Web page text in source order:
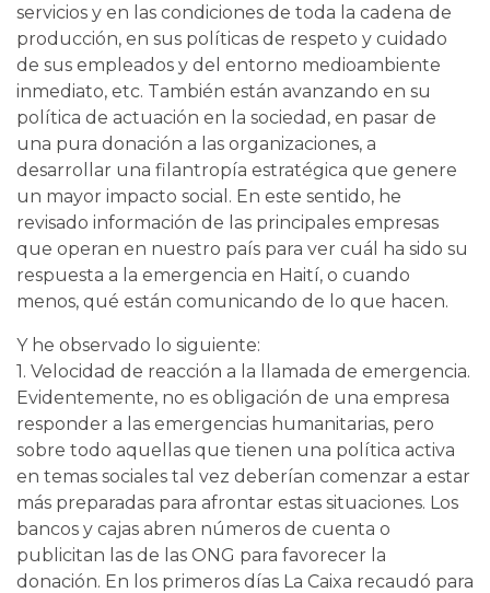
servicios y en las condiciones de toda la cadena de
producción, en sus políticas de respeto y cuidado
de sus empleados y del entorno medioambiente
inmediato, etc. También están avanzando en su
política de actuación en la sociedad, en pasar de
una pura donación a las organizaciones, a
desarrollar una filantropía estratégica que genere
un mayor impacto social. En este sentido, he
revisado información de las principales empresas
que operan en nuestro país para ver cuál ha sido su
respuesta a la emergencia en Haití, o cuando
menos, qué están comunicando de lo que hacen.
Y he observado lo siguiente:
1. Velocidad de reacción a la llamada de emergencia.
Evidentemente, no es obligación de una empresa
responder a las emergencias humanitarias, pero
sobre todo aquellas que tienen una política activa
en temas sociales tal vez deberían comenzar a estar
más preparadas para afrontar estas situaciones. Los
bancos y cajas abren números de cuenta o
publicitan las de las ONG para favorecer la
donación. En los primeros días La Caixa recaudó para